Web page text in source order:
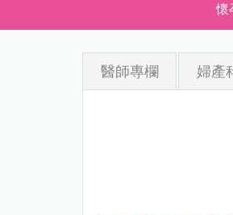
懷
醫師專欄 婦產